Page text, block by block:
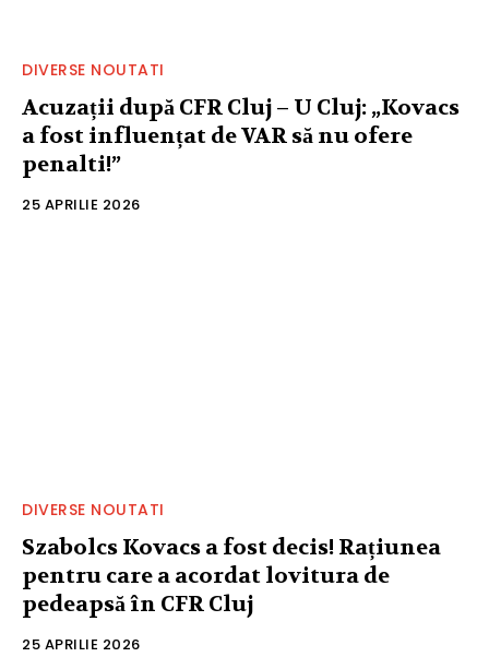
DIVERSE NOUTATI
Acuzații după CFR Cluj – U Cluj: „Kovacs
a fost influențat de VAR să nu ofere
penalti!”
25 APRILIE 2026
DIVERSE NOUTATI
Szabolcs Kovacs a fost decis! Rațiunea
pentru care a acordat lovitura de
pedeapsă în CFR Cluj
25 APRILIE 2026